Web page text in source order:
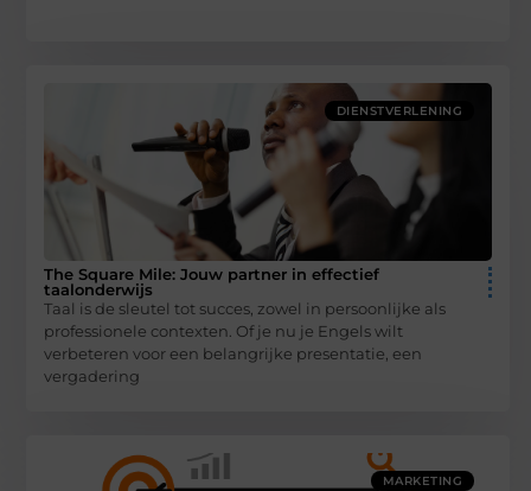
DIENSTVERLENING
The Square Mile: Jouw partner in effectief
taalonderwijs
Taal is de sleutel tot succes, zowel in persoonlijke als
professionele contexten. Of je nu je Engels wilt
verbeteren voor een belangrijke presentatie, een
vergadering
MARKETING